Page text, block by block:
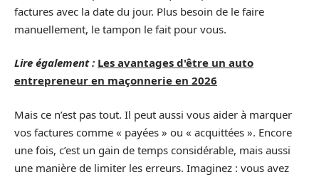
factures avec la date du jour. Plus besoin de le faire
manuellement, le tampon le fait pour vous.
Lire également : Les avantages d'être un auto
entrepreneur en maçonnerie en 2026
Mais ce n’est pas tout. Il peut aussi vous aider à marquer
vos factures comme « payées » ou « acquittées ». Encore
une fois, c’est un gain de temps considérable, mais aussi
une manière de limiter les erreurs. Imaginez : vous avez